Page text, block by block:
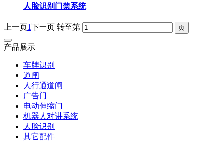
人脸识别门禁系统
上一页1下一页 转至第
产品展示
车牌识别
道闸
人行通道闸
广告门
电动伸缩门
机器人对讲系统
人脸识别
其它配件